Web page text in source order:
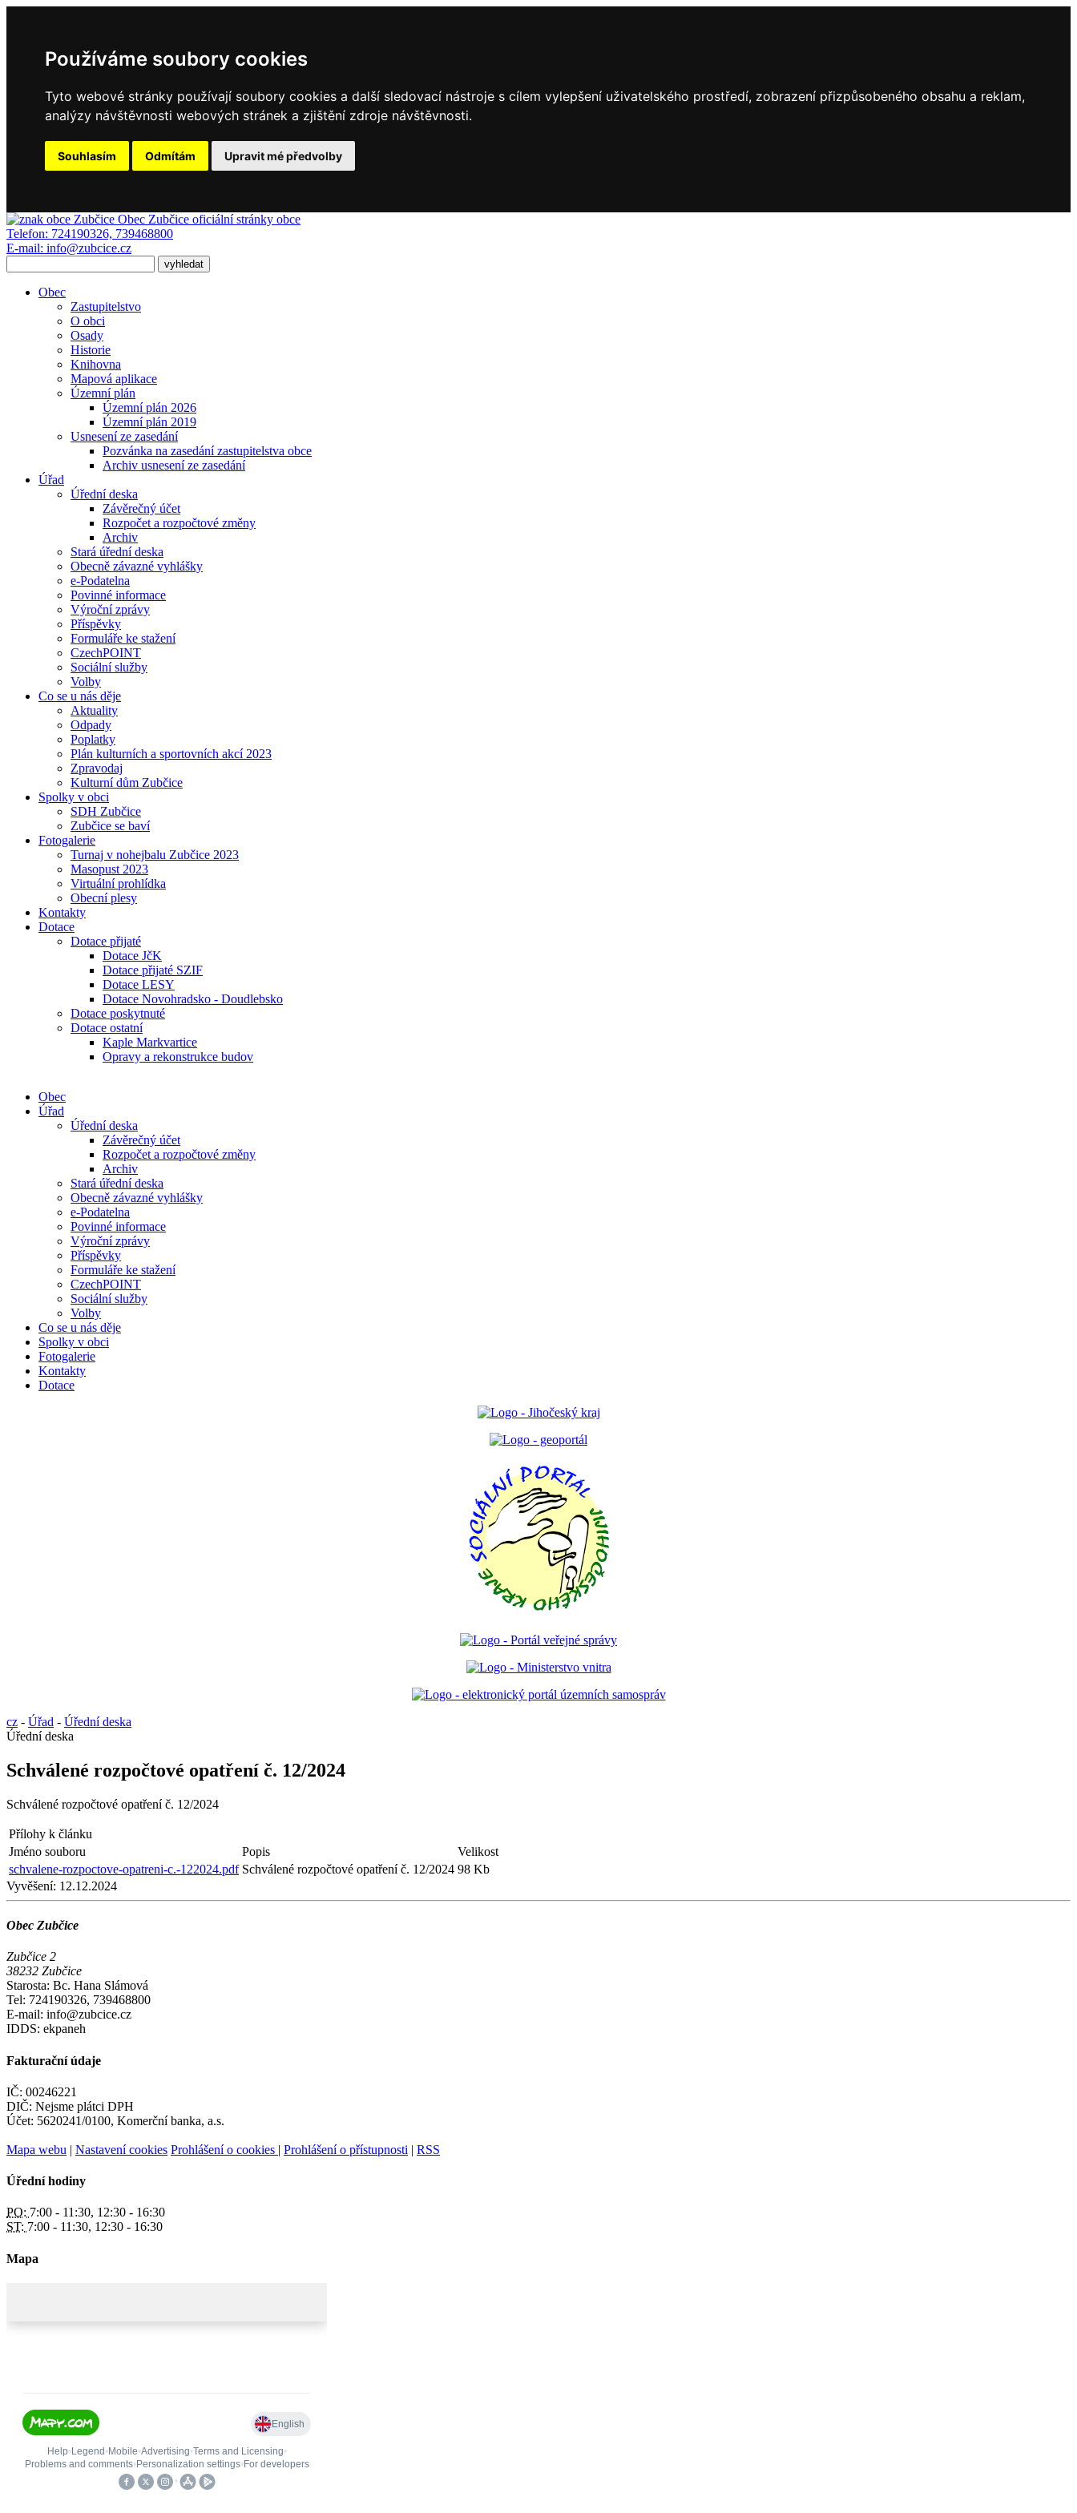
Používáme soubory cookies
Tyto webové stránky používají soubory cookies a další sledovací nástroje s cílem vylepšení uživatelského prostředí, zobrazení přizpůsobeného obsahu a reklam,
analýzy návštěvnosti webových stránek a zjištění zdroje návštěvnosti.
Souhlasím Odmítám Upravit mé předvolby
Obec Zubčice oficiální stránky obce
Telefon: 724190326, 739468800
E-mail: info@zubcice.cz
Obec
Zastupitelstvo
O obci
Osady
Historie
Knihovna
Mapová aplikace
Územní plán
Územní plán 2026
Územní plán 2019
Usnesení ze zasedání
Pozvánka na zasedání zastupitelstva obce
Archiv usnesení ze zasedání
Úřad
Úřední deska
Závěrečný účet
Rozpočet a rozpočtové změny
Archiv
Stará úřední deska
Obecně závazné vyhlášky
e-Podatelna
Povinné informace
Výroční zprávy
Příspěvky
Formuláře ke stažení
CzechPOINT
Sociální služby
Volby
Co se u nás děje
Aktuality
Odpady
Poplatky
Plán kulturních a sportovních akcí 2023
Zpravodaj
Kulturní dům Zubčice
Spolky v obci
SDH Zubčice
Zubčice se baví
Fotogalerie
Turnaj v nohejbalu Zubčice 2023
Masopust 2023
Virtuální prohlídka
Obecní plesy
Kontakty
Dotace
Dotace přijaté
Dotace JčK
Dotace přijaté SZIF
Dotace LESY
Dotace Novohradsko - Doudlebsko
Dotace poskytnuté
Dotace ostatní
Kaple Markvartice
Opravy a rekonstrukce budov
Obec
Úřad
Úřední deska
Závěrečný účet
Rozpočet a rozpočtové změny
Archiv
Stará úřední deska
Obecně závazné vyhlášky
e-Podatelna
Povinné informace
Výroční zprávy
Příspěvky
Formuláře ke stažení
CzechPOINT
Sociální služby
Volby
Co se u nás děje
Spolky v obci
Fotogalerie
Kontakty
Dotace
cz - Úřad - Úřední deska
Úřední deska
Schválené rozpočtové opatření č. 12/2024
Schválené rozpočtové opatření č. 12/2024
Přílohy k článku
Jméno souboru
Popis
Velikost
schvalene-rozpoctove-opatreni-c.-122024.pdf Schválené rozpočtové opatření č. 12/2024 98 Kb
Vyvěšení: 12.12.2024
Obec Zubčice
Zubčice 2
38232 Zubčice
Starosta: Bc. Hana Slámová
Tel: 724190326, 739468800
E-mail: info@zubcice.cz
IDDS: ekpaneh
Fakturační údaje
IČ: 00246221
DIČ: Nejsme plátci DPH
Účet: 5620241/0100, Komerční banka, a.s.
Mapa webu | Nastavení cookies Prohlášení o cookies | Prohlášení o přístupnosti | RSS
Úřední hodiny
PO: 7:00 - 11:30, 12:30 - 16:30
ST: 7:00 - 11:30, 12:30 - 16:30
Mapa